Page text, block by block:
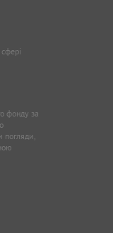
фонду за
погляди,